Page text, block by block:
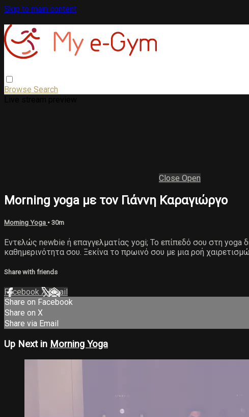
Skip to main content
Browse Search
Close Open
Morning yoga με τον Γιάννη Καραγιώργο
Morning Yoga • 30m
Εντελώς newbie ή επαγγελματίας yogi; Το επίπεδό σου στη yoga
καθημερινότητα σου. Ξεκίνα το πρωινό σου με μια ροή
Share with friends
Facebook XEmail
Share on Facebook
Share on X
Share via Email
Up Next in Morning Yoga